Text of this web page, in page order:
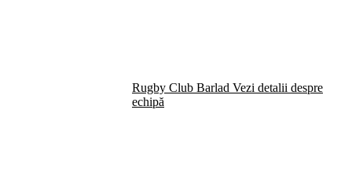
Rugby Club Barlad Vezi detalii despre
echipă